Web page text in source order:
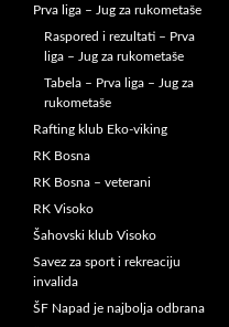
Prva liga – Jug za rukometaše
Raspored i rezultati – Prva
liga – Jug za rukometaše
Tabela – Prva liga – Jug za
rukometaše
Rafting klub Eko-viking
RK Bosna
RK Bosna – veterani
RK Visoko
Šahovski klub Visoko
Savez za sport i rekreaciju
invalida
ŠF Napad je najbolja odbrana